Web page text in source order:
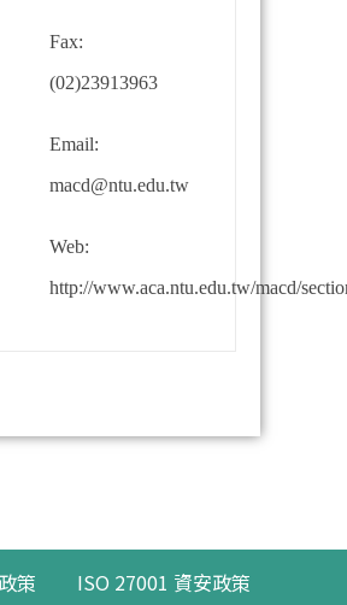
Fax:
(02)23913963
Email:
macd@ntu.edu.tw
Web:
http://www.aca.ntu.edu.tw/macd/
策 ISO 27001 資安政策